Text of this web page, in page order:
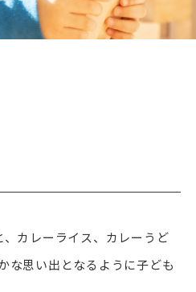
カレーライス、カレーうど
な思い出となるように子ども